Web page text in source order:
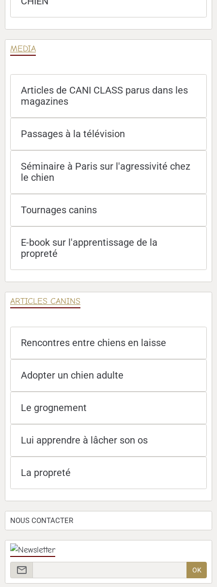
MEDIA
Articles de CANI CLASS parus dans les
magazines
Passages à la télévision
Séminaire à Paris sur l'agressivité chez
le chien
Tournages canins
E-book sur l'apprentissage de la
propreté
ARTICLES CANINS
Rencontres entre chiens en laisse
Adopter un chien adulte
Le grognement
Lui apprendre à lâcher son os
La propreté
NOUS CONTACTER
OK